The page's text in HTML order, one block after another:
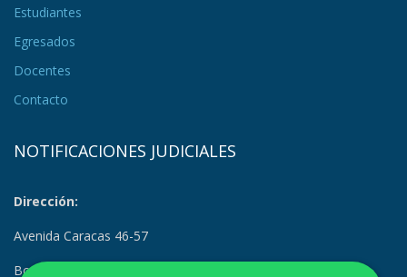
Estudiantes
Egresados
Docentes
Contacto
NOTIFICACIONES JUDICIALES
Dirección:
Avenida Caracas 46-57
Bogotá, Colombia